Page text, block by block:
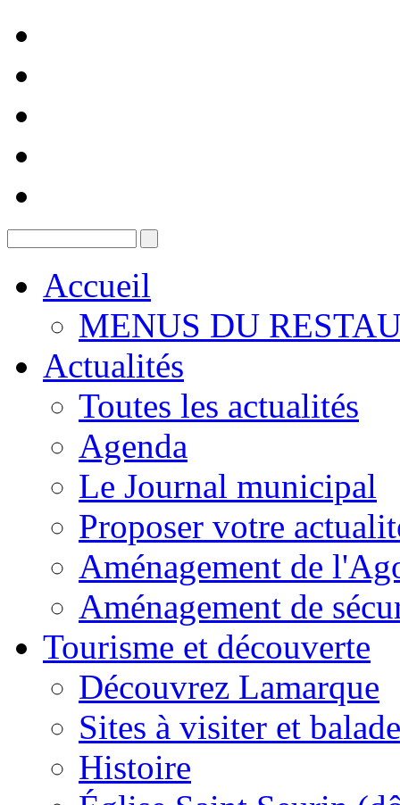
Accueil
MENUS DU
Actualités
Toutes les actualités
Agenda
Le Journal municipal
Proposer votre
Aménagement de
Aménagement de
Tourisme et découverte
Découvrez Lamarque
Sites à visiter et
Histoire